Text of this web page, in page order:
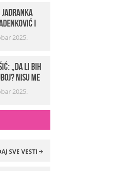
i
13
2025.
„Da li bih
Nisu me
2025.
SVE VESTI